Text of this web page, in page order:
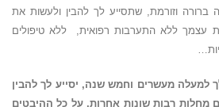
ברורה וזורמת, שתסייע לך להבין ולעשות את
ללא התערבות רפואית, ללא טיפולים
למעלה מעשרים וחמש שנה, יסייע לך להבין
מחלות רבות שונות אחרות, על כל ההיבטים